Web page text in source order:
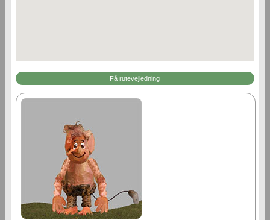
Få rutevejledning